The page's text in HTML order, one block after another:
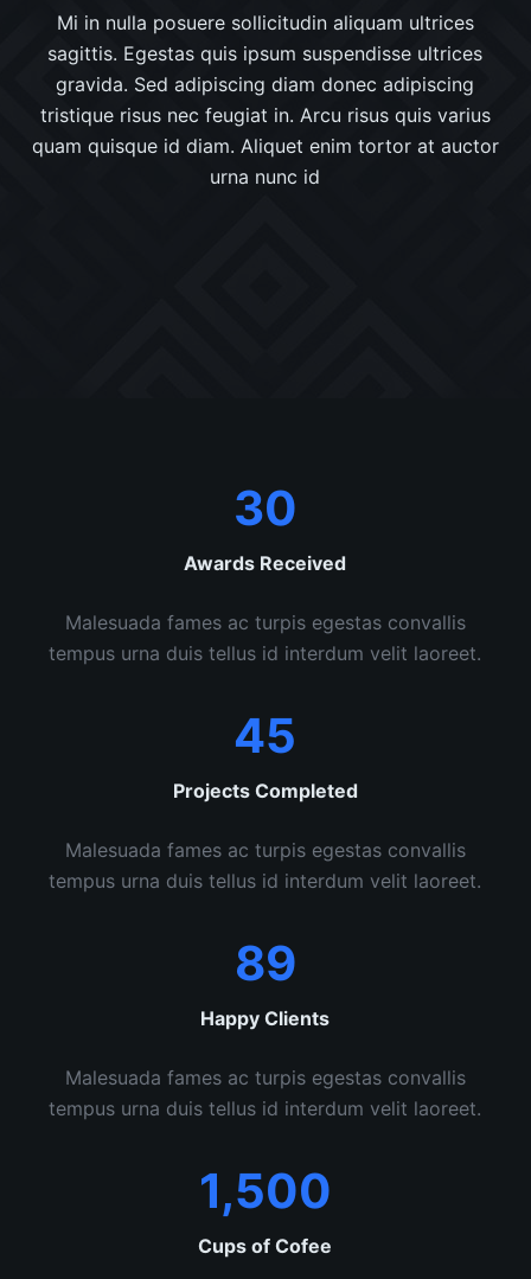
Mi in nulla posuere sollicitudin aliquam ultrices
sagittis. Egestas quis ipsum suspendisse ultrices
gravida. Sed adipiscing diam donec adipiscing
tristique risus nec feugiat in. Arcu risus quis varius
quam quisque id diam. Aliquet enim tortor at auctor
urna nunc id
30
Awards Received
Malesuada fames ac turpis egestas convallis
tempus urna duis tellus id interdum velit laoreet.
45
Projects Completed
Malesuada fames ac turpis egestas convallis
tempus urna duis tellus id interdum velit laoreet.
89
Happy Clients
Malesuada fames ac turpis egestas convallis
tempus urna duis tellus id interdum velit laoreet.
1,500
Cups of Cofee